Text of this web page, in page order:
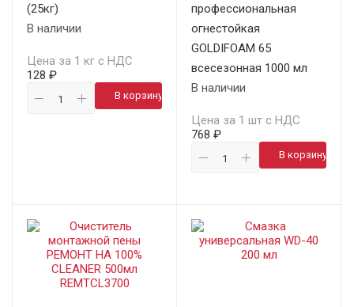
(25кг)
В наличии
Цена за 1 кг с НДС
128 ₽
В корзину
профессиональная
огнестойкая
GOLDIFOAM 65
всесезонная 1000 мл
В наличии
Цена за 1 шт с НДС
768 ₽
В корзину